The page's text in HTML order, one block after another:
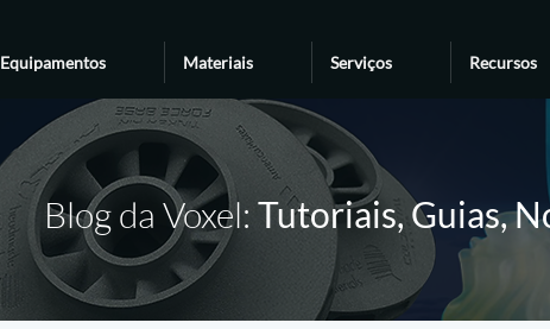
Equipamentos Materiais Serviços Recursos
Blog da Voxel: Tutoriais, Guias,